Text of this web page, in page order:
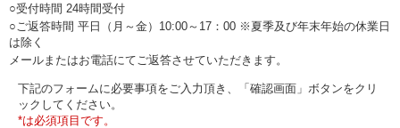
○受付時間 24時間受付
○ご返答時間 平日（月～金）10:00～17：00 ※夏季及び年末年始の休業日
は除く
メールまたはお電話にてご返答させていただきます。
下記のフォームに必要事項をご入力頂き、「確認画面」ボタンをクリ
ックしてください。
*は必須項目です。